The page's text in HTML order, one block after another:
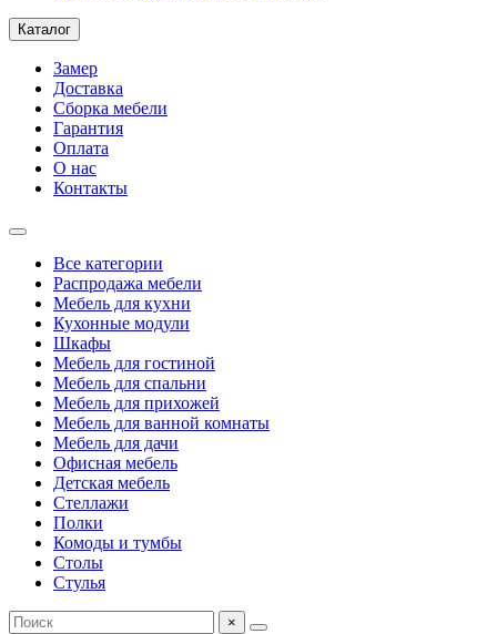
Каталог
Замер
Доставка
Сборка мебели
Гарантия
Оплата
О нас
Контакты
Все категории
Распродажа мебели
Мебель для кухни
Кухонные модули
Шкафы
Мебель для гостиной
Мебель для спальни
Мебель для прихожей
Мебель для ванной комнаты
Мебель для дачи
Офисная мебель
Детская мебель
Стеллажи
Полки
Комоды и тумбы
Столы
Стулья
×